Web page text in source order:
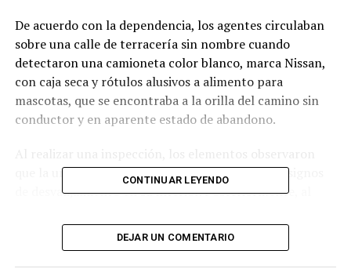
De acuerdo con la dependencia, los agentes circulaban
sobre una calle de terracería sin nombre cuando
detectaron una camioneta color blanco, marca Nissan,
con caja seca y rótulos alusivos a alimento para
mascotas, que se encontraba a la orilla del camino sin
conductor y en aparente estado de abandono.
que la unidad permanecía cerrada y presentaba signos
de desvalijamiento en su interior. Posteriormente, al
de Control y Comando (C2) de Amozoc, se confirmó que
la placa, correspondiente al estado de Querétaro,
contaba con un reporte de robo vigente.
CONTINUAR LEYENDO
DEJAR UN COMENTARIO